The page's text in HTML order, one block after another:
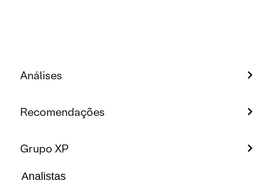
Análises
Recomendações
Grupo XP
Analistas